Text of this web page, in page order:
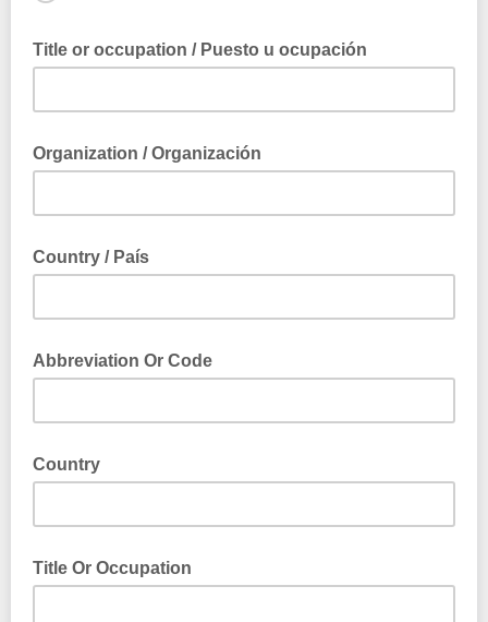
Title or occupation / Puesto u ocupación
Organization / Organización
Country / País
Abbreviation Or Code
Country
Title Or Occupation